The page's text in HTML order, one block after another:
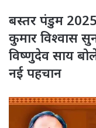
बस्तर पंडुम
कुमार विश्वास
विष्णुदेव साय
नई पहचान